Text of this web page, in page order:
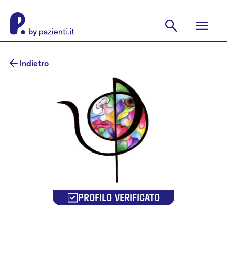
Indietro
PROFILO VERIFICATO